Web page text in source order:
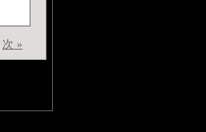
次 »